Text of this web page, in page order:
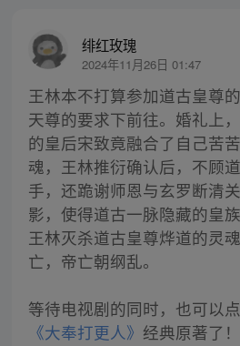
绯红玫瑰
2024年11月26日 01:47
王林本不打算参加道古皇尊
天尊的要求下前往。婚礼上
的皇后宋致竟融合了自己苦
魂，王林推衍确认后，不顾
手，还跪谢师恩与玄罗断清
影，使得道古一脉隐藏的皇
王林灭杀道古皇尊烨道的灵
亡，帝亡朝纲乱。
等待电视剧的同时，也可以
《大奉打更人》 经典原著了！